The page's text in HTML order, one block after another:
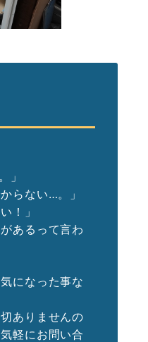
」
らない…。」
！」
あるって言わ
になった事な
ありませんの
軽にお問い合